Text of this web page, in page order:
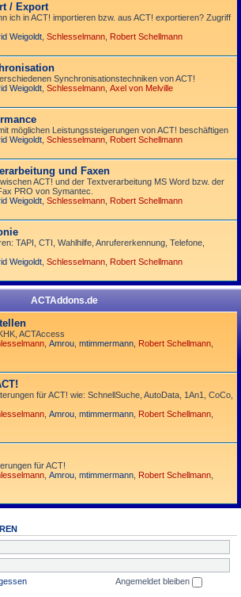
/ Export
ich in ACT! importieren bzw. aus ACT! exportieren? Zugriff
Weigoldt Schlesselmann Robert Schellmann
Synchro­nisations­­techniken von ACT!
Weigoldt Schlesselmann Axel von Melville
möglichen Leistungssteigerungen von ACT! beschäftigen
Weigoldt Schlesselmann Robert Schellmann
und Faxen
ACT! und der Textverarbeitung MS Word bzw. der
PRO von Symantec.
Weigoldt Schlesselmann Robert Schellmann
TAPI, CTI, Wahlhilfe, Anrufererkennung, Telefone,
Weigoldt Schlesselmann Robert Schellmann
ACTAddons.de
ACTAccess
Amrou mtimmermann Robert Schellmann
für ACT! wie: SchnellSuche, AutoData, 1An1, CoCo,
Amrou mtimmermann Robert Schellmann
für ACT!
Amrou mtimmermann Robert Schellmann
Angemeldet bleiben